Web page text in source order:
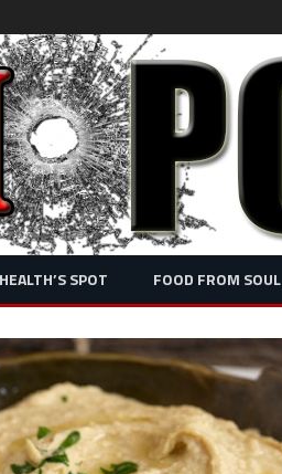
HEALTH’S SPOT FOOD FROM SOUL